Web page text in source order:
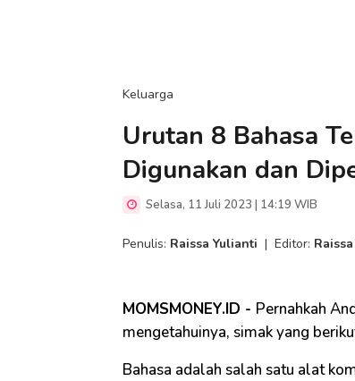
Keluarga
Urutan 8 Bahasa
Digunakan dan
Selasa, 11 Juli 2023 | 14:19 WIB
Penulis: Raissa Yulianti | Editor:
MOMSMONEY.ID - Pernahkah
mengetahuinya, simak yang
Bahasa adalah salah satu alat